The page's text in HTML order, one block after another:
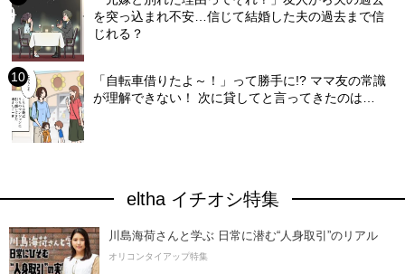
を突っ込まれ不安…信じて結婚した夫の過去まで信
じれる？
「自転車借りたよ～！」って勝手に!? ママ友の常識
が理解できない！ 次に貸してと言ってきたのは…
eltha イチオシ特集
川島海荷さんと学ぶ 日常に潜む“人身取引”のリアル
オリコンタイアップ特集